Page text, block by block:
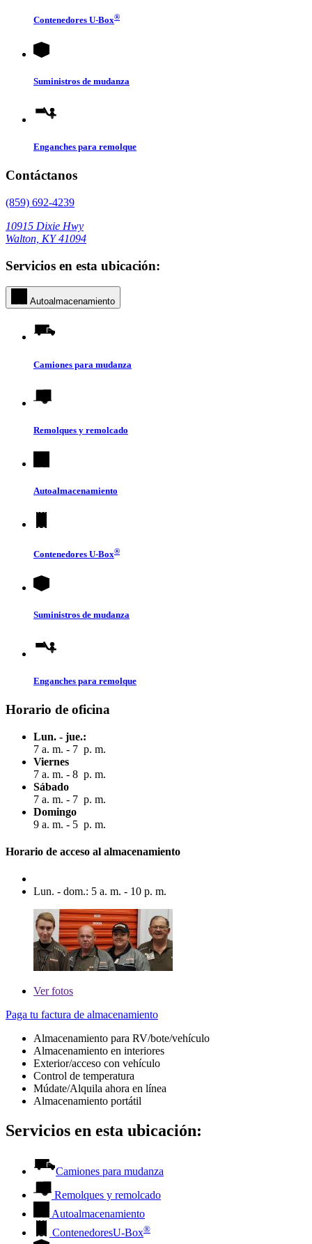
Contenedores U-Box®
Suministros de mudanza
Enganches para remolque
Contáctanos
(859) 692-4239
10915 Dixie Hwy
Walton, KY 41094
Servicios en esta ubicación:
Autoalmacenamiento
Camiones para mudanza
Remolques y remolcado
Autoalmacenamiento
Contenedores U-Box®
Suministros de mudanza
Enganches para remolque
Horario de oficina
Lun. - jue.:
7 a. m. - 7 p. m.
Viernes
7 a. m. - 8 p. m.
Sábado
7 a. m. - 7 p. m.
Domingo
9 a. m. - 5 p. m.
Horario de acceso al almacenamiento
Lun. - dom.: 5 a. m. - 10 p. m.
Verfotos
Paga tu factura de almacenamiento
Almacenamiento para RV/bote/vehículo
Almacenamiento en interiores
Exterior/acceso con vehículo
Control de temperatura
Múdate/Alquila ahora en línea
Almacenamiento portátil
Servicios en esta ubicación:
Camiones para mudanza
Remolques y remolcado
Autoalmacenamiento
ContenedoresU-Box®